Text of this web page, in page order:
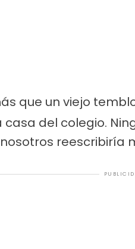
que un viejo
casa del colegio.
reescribiría